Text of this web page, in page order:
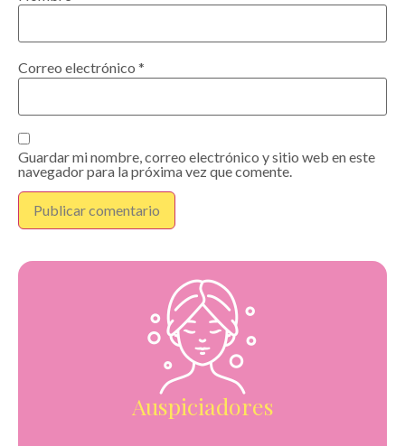
Correo electrónico *
Guardar mi nombre, correo electrónico y sitio web en este
navegador para la próxima vez que comente.
Auspiciadores